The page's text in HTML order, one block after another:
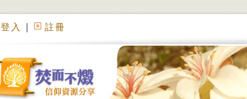
登入 註冊